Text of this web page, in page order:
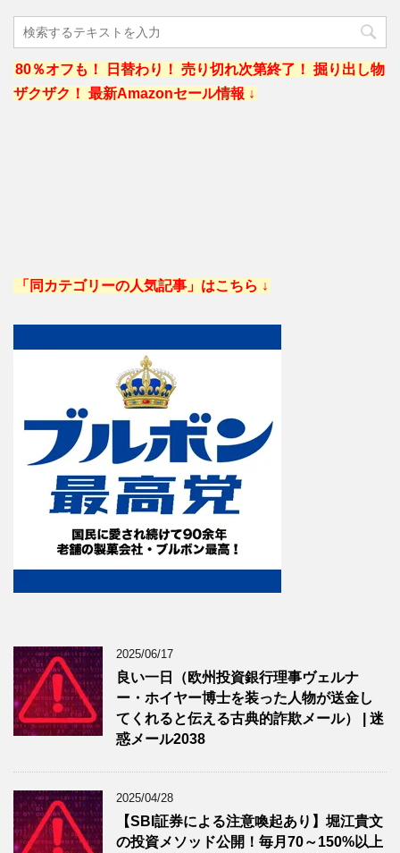
80％オフも！ 日替わり！ 売り切れ次第終了！ 掘り出し物
ザクザク！ 最新Amazonセール情報 ↓
「同カテゴリーの人気記事」はこちら ↓
2025/06/17
良い一日（欧州投資銀行理事ヴェルナ
ー・ホイヤー博士を装った人物が送金し
てくれると伝える古典的詐欺メール） | 迷
惑メール2038
2025/04/28
【SBI証券による注意喚起あり】堀江貴文
の投資メソッド公開！毎月70～150%以上